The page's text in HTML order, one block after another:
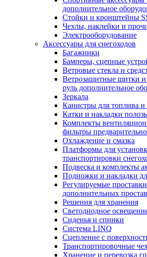
дополнительное
Стойки и кронштейны
Чехлы, наклейки и
Электрооборудование
Аксессуары для снегоходов
Багажники
Бамперы, сцепные
Ветровые стекла и
Ветрозащитные щитки и
руль дополнительное
Зеркала
Канистры для топлива и
Катки и накладки
Комплекты
фильтры
Охлаждение и смазка
Платформы для
транспортировки
Подвеска и комплекты
Подножки и накладки
Регулируемые
дополнительных
Решения для хранения
Светодиодное
Сиденья и спинки
Система LINQ
Сцепление с
Транспортировочные
Хранение и перевозка